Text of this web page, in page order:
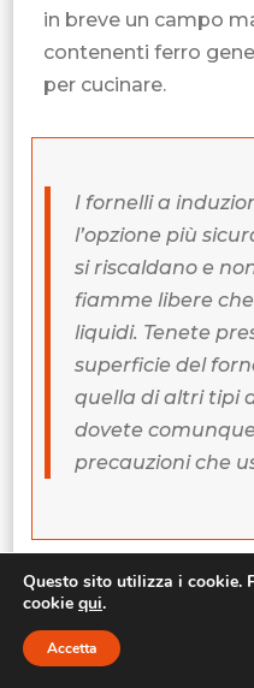
in breve un campo
contenenti ferro
per cucinare.
I fornelli a
l’opzione più
si riscaldano e
fiamme libere
liquidi. Tenete
superficie del
quella di altri tipi
dovete
precauzioni che
E Fornello In
Alcuni bruciatori
e acciaio inox. La
Questo sito utilizza i cookie.
cookie qui.
Accetta